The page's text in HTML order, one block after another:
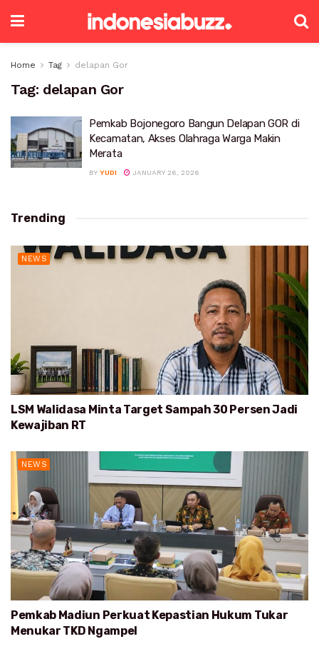
Home Tag delapan Gor
Tag: delapan Gor
Pemkab Bojonegoro Bangun Delapan GOR di
Kecamatan, Akses Olahraga Warga Makin
Merata
BY YUDI JANUARY 26, 2026
Trending
NEWS
LSM Walidasa Minta Target Sampah 30 Persen Jadi
Kewajiban RT
NEWS
Pemkab Madiun Perkuat Kepastian Hukum Tukar
Menukar TKD Ngampel